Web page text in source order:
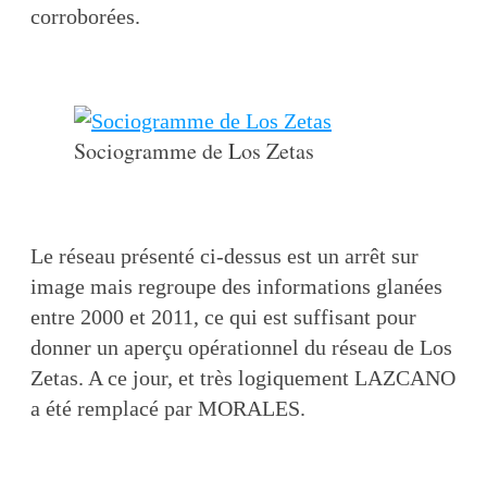
corroborées.
Sociogramme de Los Zetas
Le réseau présenté ci-dessus est un arrêt sur
image mais regroupe des informations glanées
entre 2000 et 2011, ce qui est suffisant pour
donner un aperçu opérationnel du réseau de Los
Zetas. A ce jour, et très logiquement LAZCANO
a été remplacé par MORALES.